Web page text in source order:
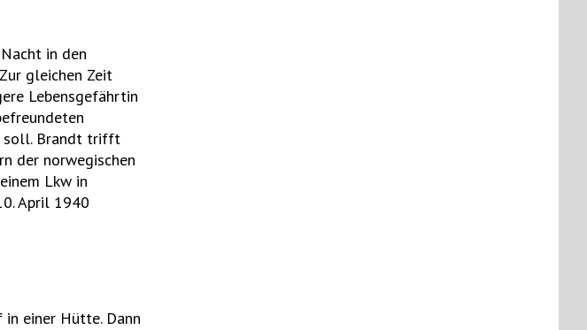
in den
gleichen Zeit
Lebensgefährtin
soll. Brandt trifft
der norwegischen
Lkw in
April 1940
einer Hütte. Dann